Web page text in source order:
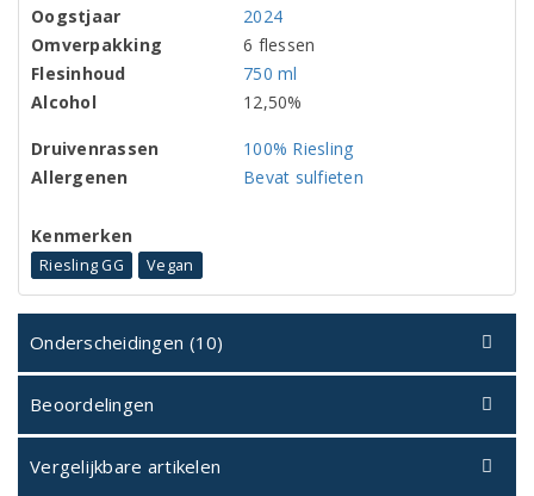
Oogstjaar
2024
Omverpakking
6 flessen
Flesinhoud
750 ml
Alcohol
12,50%
Druivenrassen
100% Riesling
Allergenen
Bevat sulfieten
Kenmerken
Riesling GG Vegan
Onderscheidingen (10)
Beoordelingen
Vergelijkbare artikelen